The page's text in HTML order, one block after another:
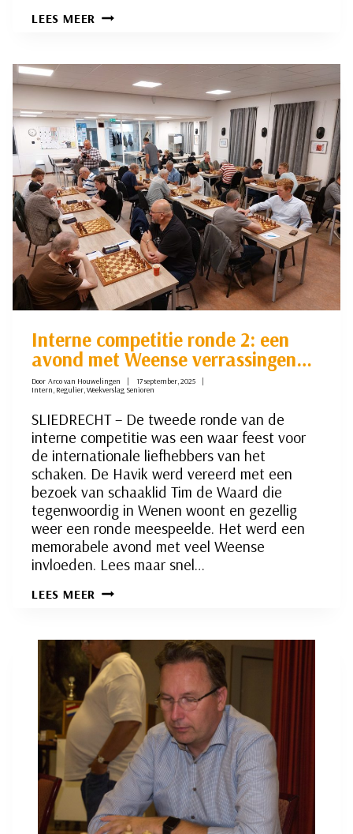
LEES MEER RONDE
REMISE
VERBODEN
Interne competitie ronde 2: een
avond met Weense verrassingen…
Door Arco van Houwelingen
17 september, 2025
Intern, Regulier,Weekverslag Senioren
SLIEDRECHT – De tweede ronde van de
interne competitie was een waar feest voor
de internationale liefhebbers van het
schaken. De Havik werd vereerd met een
bezoek van schaaklid Tim de Waard die
tegenwoordig in Wenen woont en gezellig
weer een ronde meespeelde. Het werd een
memorabele avond met veel Weense
invloeden. Lees maar snel…
LEES MEER INTERNE
EEN
AVOND
MET
WEENSE
VERRASSINGEN…